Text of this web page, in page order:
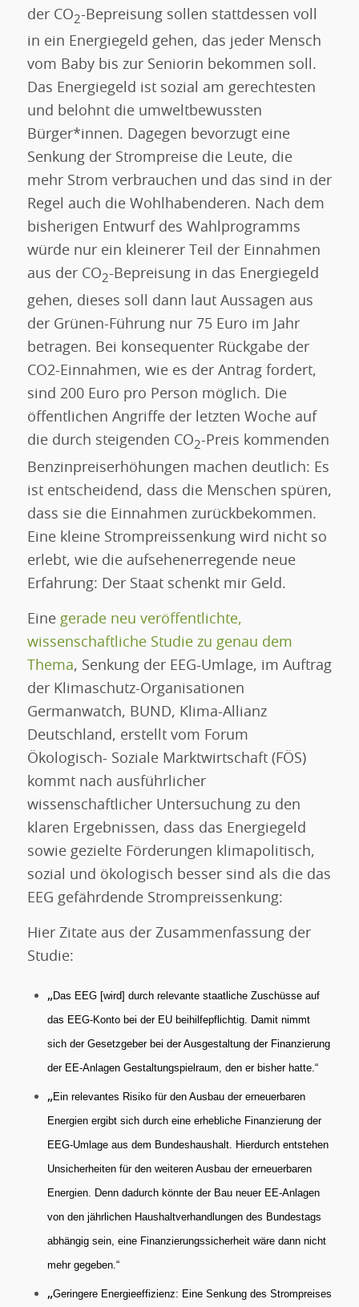
der CO2-Bepreisung sollen stattdessen voll
in ein Energiegeld gehen, das jeder Mensch
vom Baby bis zur Seniorin bekommen soll.
Das Energiegeld ist sozial am gerechtesten
und belohnt die umweltbewussten
Bürger*innen. Dagegen bevorzugt eine
Senkung der Strompreise die Leute, die
mehr Strom verbrauchen und das sind in der
Regel auch die Wohlhabenderen. Nach dem
bisherigen Entwurf des Wahlprogramms
würde nur ein kleinerer Teil der Einnahmen
aus der CO2-Bepreisung in das Energiegeld
gehen, dieses soll dann laut Aussagen aus
der Grünen-Führung nur 75 Euro im Jahr
betragen. Bei konsequenter Rückgabe der
CO2-Einnahmen, wie es der Antrag fordert,
sind 200 Euro pro Person möglich. Die
öffentlichen Angriffe der letzten Woche auf
die durch steigenden CO2-Preis kommenden
Benzinpreiserhöhungen machen deutlich: Es
ist entscheidend, dass die Menschen spüren,
dass sie die Einnahmen zurückbekommen.
Eine kleine Strompreissenkung wird nicht so
erlebt, wie die aufsehenerregende neue
Erfahrung: Der Staat schenkt mir Geld.
Eine gerade neu veröffentlichte,
wissenschaftliche Studie zu genau dem
Thema, Senkung der EEG-Umlage, im Auftrag
der Klimaschutz-Organisationen
Germanwatch, BUND, Klima-Allianz
Deutschland, erstellt vom Forum
Ökologisch- Soziale Marktwirtschaft (FÖS)
kommt nach ausführlicher
wissenschaftlicher Untersuchung zu den
klaren Ergebnissen, dass das Energiegeld
sowie gezielte Förderungen klimapolitisch,
sozial und ökologisch besser sind als die das
EEG gefährdende Strompreissenkung:
Hier Zitate aus der Zusammenfassung der
Studie:
„Das EEG [wird] durch relevante staatliche Zuschüsse auf
das EEG-Konto bei der EU beihilfepflichtig. Damit nimmt
sich der Gesetzgeber bei der Ausgestaltung der Finanzierung
der EE-Anlagen Gestaltungspielraum, den er bisher hatte.“
„Ein relevantes Risiko für den Ausbau der erneuerbaren
Energien ergibt sich durch eine erhebliche Finanzierung der
EEG-Umlage aus dem Bundeshaushalt. Hierdurch entstehen
Unsicherheiten für den weiteren Ausbau der erneuerbaren
Energien. Denn dadurch könnte der Bau neuer EE-Anlagen
von den jährlichen Haushaltverhandlungen des Bundestags
abhängig sein, eine Finanzierungssicherheit wäre dann nicht
mehr gegeben.“
„Geringere Energieeffizienz: Eine Senkung des Strompreises